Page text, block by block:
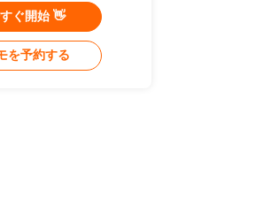
ぐ開始 👋
を予約する